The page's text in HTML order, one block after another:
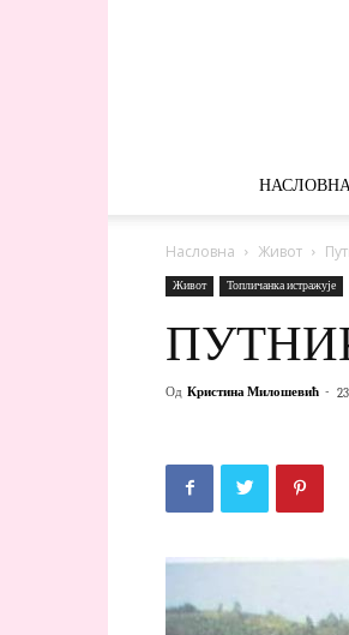
Насловна Живот
Живот Топличанка истражује
Од Кристина Милошевић -